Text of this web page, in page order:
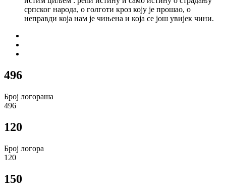
српског народа, о голготи кроз коју је прошао, о
неправди која нам је чињена и која се још увијек чини.
496
Број логораша
496
120
Број логора
120
150